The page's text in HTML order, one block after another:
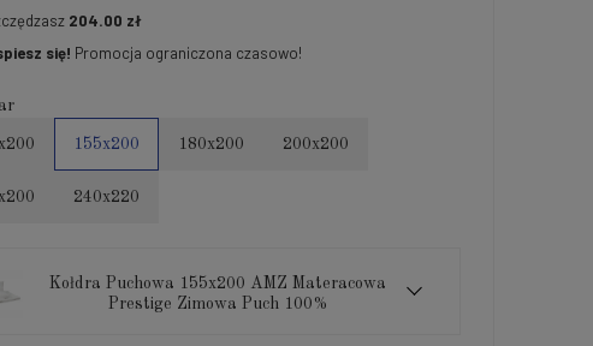
Jeżeli produkt jest sprzedawany krócej niż
30 dni, wyświetlana jest najniższa cena od
204.00 zł
się! Promocja ograniczona czasowo!
155x200 180x200 200x200
240x220
Kołdra Puchowa 155x200 AMZ Materacowa
Prestige Zimowa Puch 100%